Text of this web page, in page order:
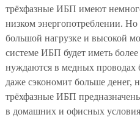
трёхфазные ИБП имеют
низком энергопотреблении. Но
большой нагрузке и высокой
системе ИБП будет иметь
нуждаются в медных проводах
даже сэкономит больше денег,
трёхфазные ИБП
в домашних и офисных